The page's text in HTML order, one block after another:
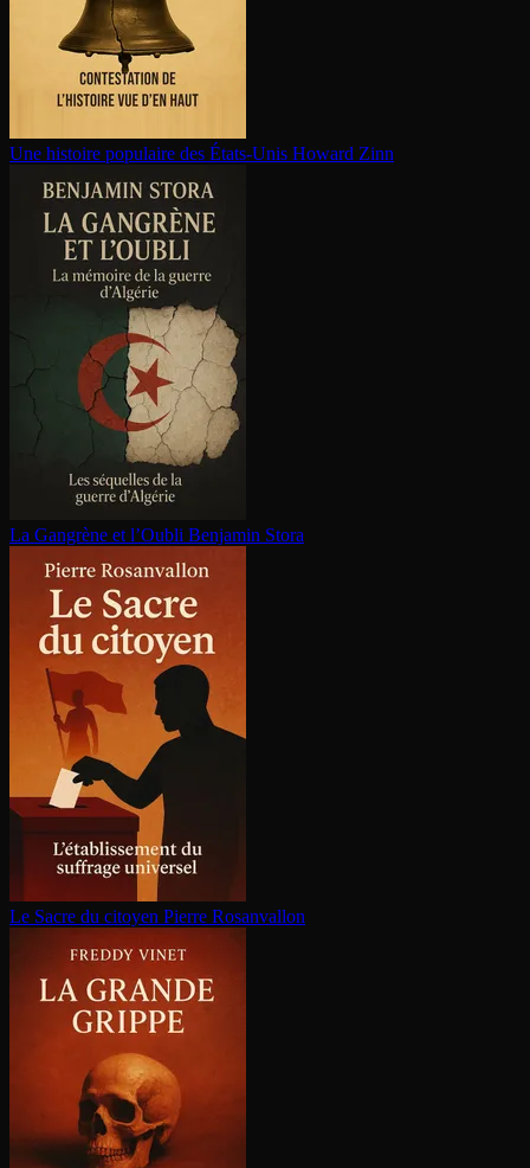
Une histoire populaire des États-Unis Howard Zinn
La Gangrène et l’Oubli Benjamin Stora
Le Sacre du citoyen Pierre Rosanvallon